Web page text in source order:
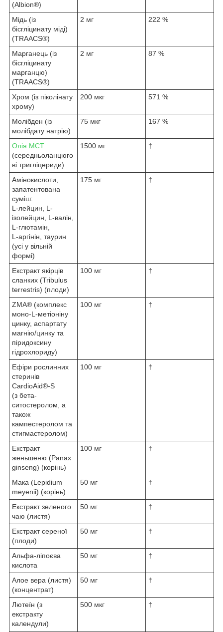
(Albion®)
Мідь (із
бісгліцинату міді)
(TRAACS®)
2 мг 222 %
Марганець (із
бісгліцинату
марганцю)
(TRAACS®)
2 мг 87 %
Хром (із піколінату
хрому)
200 мкг 571 %
Молібден (із
молібдату натрію)
75 мкг 167 %
Олія MCT
(середньоланцюго
ві тригліцериди)
1500 мг †
Амінокислоти,
запатентована
суміш:
L-лейцин, L-
ізолейцин, L-валін,
L-глютамін,
L-аргінін, таурин
(усі у вільній
формі)
175 мг †
Екстракт якірців
сланких (Tribulus
terrestris) (плоди)
100 мг †
ZMA® (комплекс
моно-L-метіоніну
цинку, аспартату
магнію/цинку та
піридоксину
гідрохлориду)
100 мг †
Ефіри рослинних
стеринів
CardioAid®-S
(з бета-
ситостеролом, а
також
кампестеролом та
стигмастеролом)
100 мг †
Екстракт
женьшеню (Panax
ginseng) (корінь)
100 мг †
Мака (Lepidium
meyenii) (корінь)
50 мг †
Екстракт зеленого
чаю (листя)
50 мг †
Екстракт сереної
(плоди)
50 мг †
Альфа-ліпоєва
кислота
50 мг †
Алое вера (листя)
(концентрат)
50 мг †
Лютеїн (з
екстракту
календули)
500 мкг †